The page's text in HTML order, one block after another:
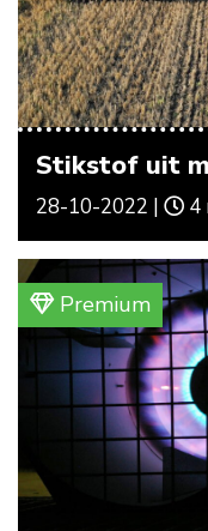
Stikstof uit
28-10-2022 | 4
Premium